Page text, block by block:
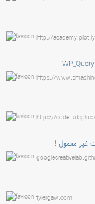
http://
https://
https://
tylergaw.com